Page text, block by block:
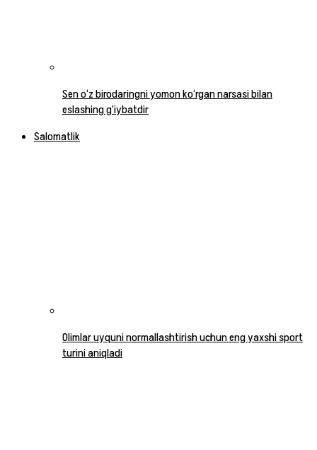
Sen o‘z birodaringni yomon ko‘rgan narsasi bilan
eslashing g‘iybatdir
Salomatlik
Olimlar uyquni normallashtirish uchun eng yaxshi sport
turini aniqladi